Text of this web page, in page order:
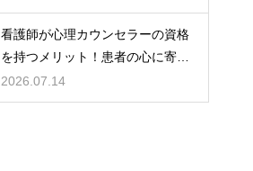
看護師が心理カウンセラーの資格
を持つメリット！患者の心に寄り
添うケア！
2026.07.14